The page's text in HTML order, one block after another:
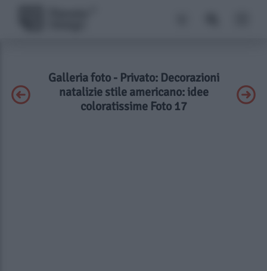
Galleria foto - Privato: Decorazioni
natalizie stile americano: idee
coloratissime Foto 17